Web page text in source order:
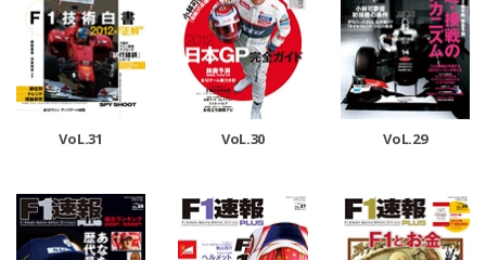
VoL.31 VoL.30 VoL.29